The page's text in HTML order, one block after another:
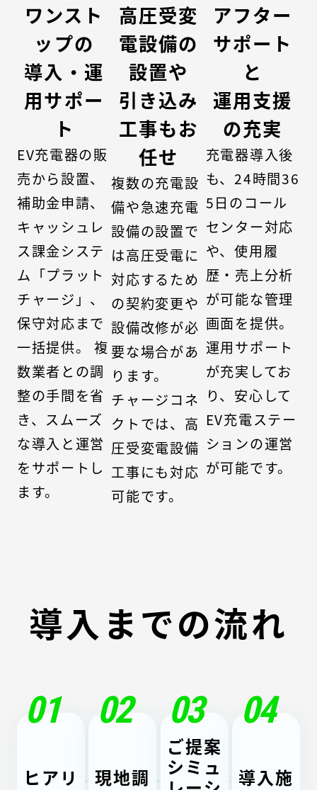
ワンスト
ップの
導入・運
用サポー
ト
EV充電器の販
売から設置、
補助金申請、
キャッシュレ
ス課金システ
ム「プラット
チャージ」、
保守対応まで
一括提供。 複
数業者との調
整の手間を省
き、スムーズ
な導入と運営
をサポートし
ます。
高圧受変
電設備の
設置や
引き込み
工事もお
任せ
複数の充電設
備や急速充電
設備の設置で
は高圧受電に
対応するため
の契約変更や
設備改修が必
要な場合があ
ります。
チャージコネ
クトでは、高
圧受変電設備
工事にも対応
可能です。
アフター
サポート
と
運用支援
の充実
充電器導入後
も、24時間36
5日のコール
センター対応
や、使用履
歴・売上分析
が可能な管理
画面を提供。
運用サポート
が充実してお
り、安心して
EV充電ステー
ションの運営
が可能です。
導入までの流れ
01
ヒアリ
02
現地調
03
ご提案
シミュ
04
導入施